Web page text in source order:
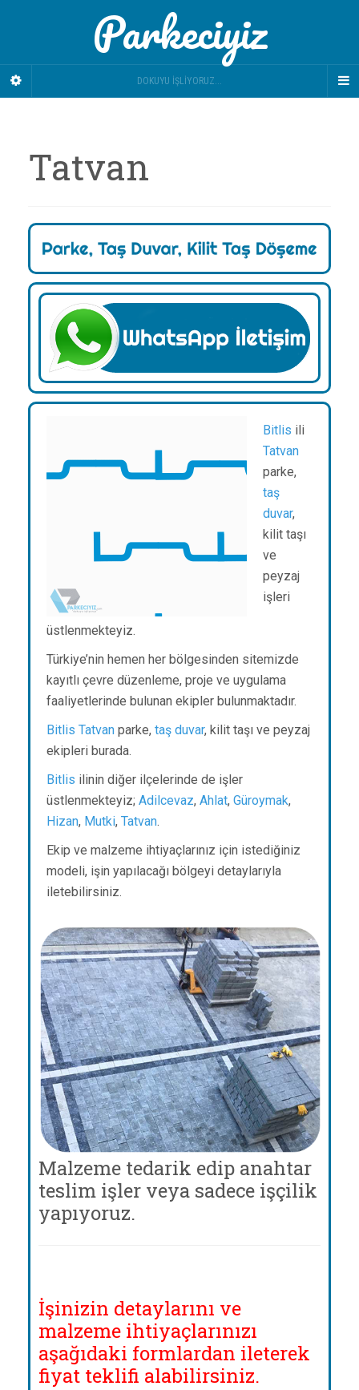
Parkeciyiz
DOKUYU İŞLIYORUZ...
Tatvan
Bitlis ili
Tatvan
parke,
taş
duvar,
kilit taşı
ve
peyzaj
işleri
üstlenmekteyiz.
Türkiye’nin hemen her bölgesinden sitemizde
kayıtlı çevre düzenleme, proje ve uygulama
faaliyetlerinde bulunan ekipler bulunmaktadır.
Bitlis Tatvan parke, taş duvar, kilit taşı ve peyzaj
ekipleri burada.
Bitlis ilinin diğer ilçelerinde de işler
üstlenmekteyiz; Adilcevaz, Ahlat, Güroymak,
Hizan, Mutki, Tatvan.
Ekip ve malzeme ihtiyaçlarınız için istediğiniz
modeli, işin yapılacağı bölgeyi detaylarıyla
iletebilirsiniz.
Malzeme tedarik edip anahtar
teslim işler veya sadece işçilik
yapıyoruz.
İşinizin detaylarını ve
malzeme ihtiyaçlarınızı
aşağıdaki formlardan ileterek
fiyat teklifi alabilirsiniz.